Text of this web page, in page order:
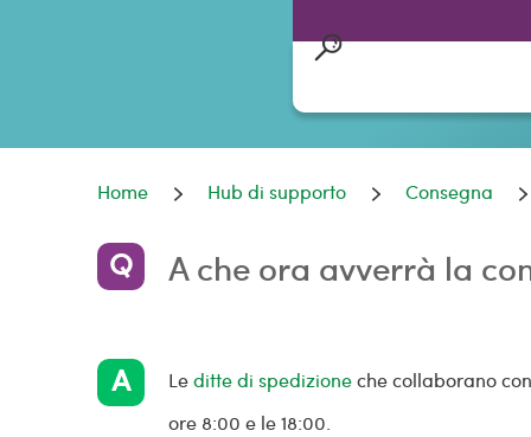
Home Hub di supporto Consegna
A che ora avverrà la
Leditte di spedizioneche collaborano
ore 8:00 e le 18:00.